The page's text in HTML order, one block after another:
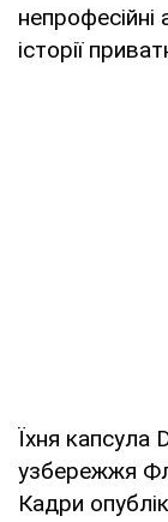
історії
Їхня капсула
узбережжя
Кадри